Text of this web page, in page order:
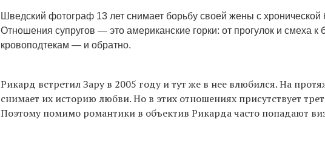
Шведский фотограф 13 лет снимает борьбу своей жены с хронической
Отношения супругов — это американские горки: от прогулок и смеха к
кровоподтекам — и обратно.
Рикард встретил Зару в 2005 году и тут же в нее влюбился. На
снимает их историю любви. Но в этих отношениях присутствует
Поэтому помимо романтики в объектив Рикарда часто попадают